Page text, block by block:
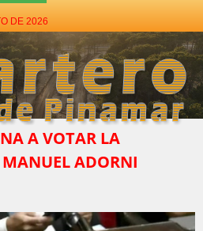
DE 2026
A VOTAR LA
ADORNI